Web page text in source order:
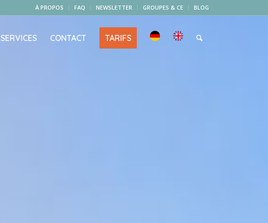
À PROPOS FAQ NEWSLETTER GROUPES & CE BLOG
SERVICES CONTACT TARIFS